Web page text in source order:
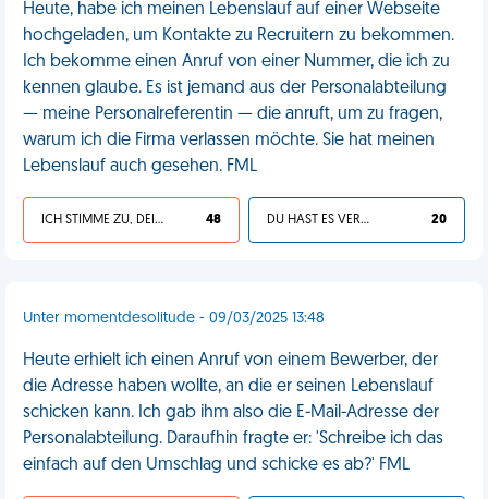
Heute, habe ich meinen Lebenslauf auf einer Webseite
hochgeladen, um Kontakte zu Recruitern zu bekommen.
Ich bekomme einen Anruf von einer Nummer, die ich zu
kennen glaube. Es ist jemand aus der Personalabteilung
— meine Personalreferentin — die anruft, um zu fragen,
warum ich die Firma verlassen möchte. Sie hat meinen
Lebenslauf auch gesehen. FML
ICH STIMME ZU, DEIN LEBEN IST SCHEISSE 48 DU HAST ES VERDIENT 20
Unter momentdesolitude - 09/03/2025 13:48
Heute erhielt ich einen Anruf von einem Bewerber, der
die Adresse haben wollte, an die er seinen Lebenslauf
schicken kann. Ich gab ihm also die E-Mail-Adresse der
Personalabteilung. Daraufhin fragte er: 'Schreibe ich das
einfach auf den Umschlag und schicke es ab?' FML